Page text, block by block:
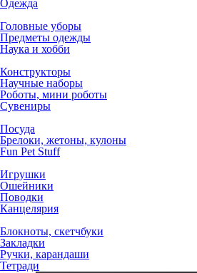
Одежда
Головные уборы
Предметы одежды
Наука и хобби
Конструкторы
Научные наборы
Роботы, мини роботы
Сувениры
Посуда
Брелоки, жетоны, кулоны
Fun Pet Stuff
Игрушки
Ошейники
Поводки
Канцелярия
Блокноты, скетчбуки
Закладки
Ручки, карандаши
Тетради